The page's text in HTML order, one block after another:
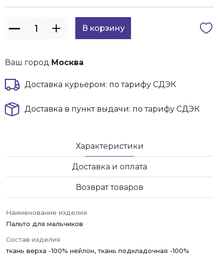
Ваш город Москва
Доставка курьером: по тарифу СДЭК
Доставка в пункт выдачи: по тарифу СДЭК
Характеристики
Доставка и оплата
Возврат товаров
Наименование изделия
Пальто для мальчиков
Состав изделия
ткань верха -100% нейлон, ткань подкладочная -100%